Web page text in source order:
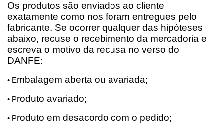
Os produtos são enviados ao cliente
exatamente como nos foram entregues pelo
fabricante. Se ocorrer qualquer das hipóteses
abaixo, recuse o recebimento da mercadoria e
escreva o motivo da recusa no verso do
DANFE:
• Embalagem aberta ou avariada;
• Produto avariado;
• Produto em desacordo com o pedido;